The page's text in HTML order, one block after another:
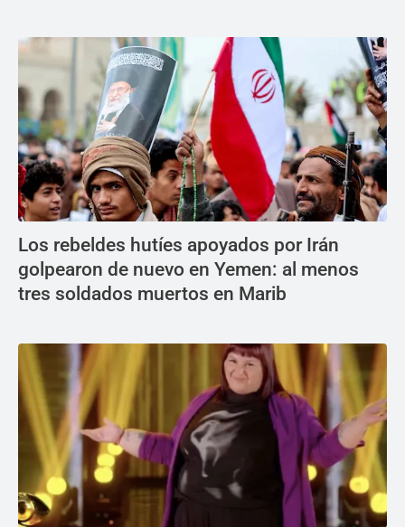
Los rebeldes hutíes apoyados por Irán
golpearon de nuevo en Yemen: al menos
tres soldados muertos en Marib